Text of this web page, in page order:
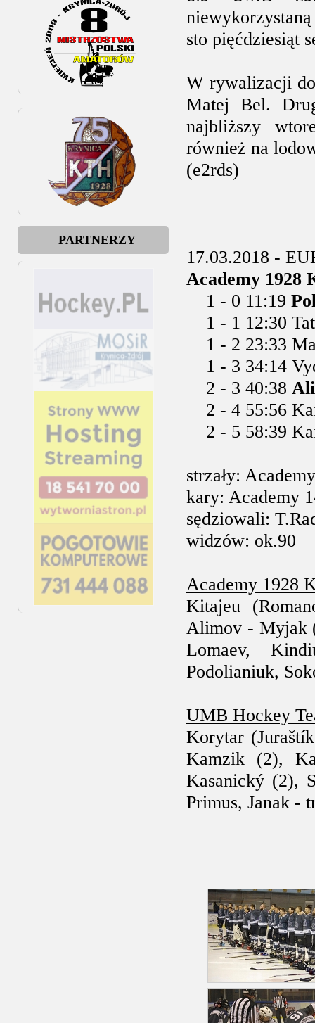
PARTNERZY
sto pięćdziesiąt
W rywalizacji
Matej Bel.
najbliższy
również na
(e2rds)
17.03.2018 -
Academy 1928
1 - 0 11:19
1 - 1 12:30
1 - 2 23:33
1 - 3 34:14
2 - 3 40:38
2 - 4 55:56
2 - 5 58:39
strzały:
kary: Academy
sędziowali:
widzów: ok.90
Academy 1928
Kitajeu
Alimov - Myjak
Lomaev,
Podolianiuk,
UMB Hockey
Korytar
Kamzik (2),
Kasanický (2),
Primus, Janak -